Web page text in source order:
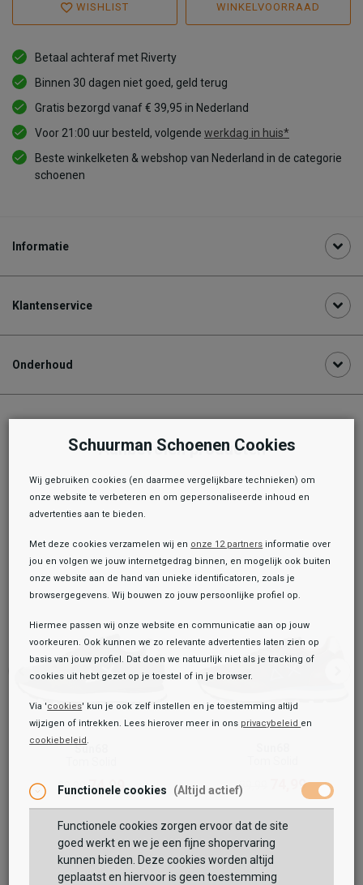
WISHLIST WINKELVOORRAAD
Tom Solid
89,99
74,99
Maat:
TOEVOEGEN AAN WINKELTAS
Betaal achteraf met Riverty
Binnen 30 dagen niet goed, geld terug
Gratis bezorgd vanaf € 39,95 in Nederland
Voor 21:00 uur besteld, volgende werkdag in huis*
Beste winkelketen & webshop van Nederland in de categorie
schoenen
Informatie
Klantenservice
Onderhoud
Aanbevolen producten
Sun68
89,99 74,99
89,99
74,99
Toegevoegd aan je winkeltas!
Schuurman Schoenen Cookies
Wij gebruiken cookies (en daarmee vergelijkbare technieken) om
onze website te verbeteren en om gepersonaliseerde inhoud en
advertenties aan te bieden.
Met deze cookies verzamelen wij en onze 12 partners informatie over
jou en volgen we jouw internetgedrag binnen, en mogelijk ook buiten
onze website aan de hand van unieke identificatoren, zoals je
browsergegevens. Wij bouwen zo jouw persoonlijke profiel op.
Hiermee passen wij onze website en communicatie aan op jouw
voorkeuren. Ook kunnen we zo relevante advertenties laten zien op
basis van jouw profiel. Dat doen we natuurlijk niet als je tracking of
cookies uit hebt gezet op je toestel of in je browser.
Via 'cookies' kun je ook zelf instellen en je toestemming altijd
wijzigen of intrekken. Lees hierover meer in ons privacybeleid en
cookiebeleid .
Functionele cookies (Altijd actief)
Functionele cookies zorgen ervoor dat de site
goed werkt en we je een fijne shopervaring
kunnen bieden. Deze cookies worden altijd
geplaatst en hiervoor is geen toestemming